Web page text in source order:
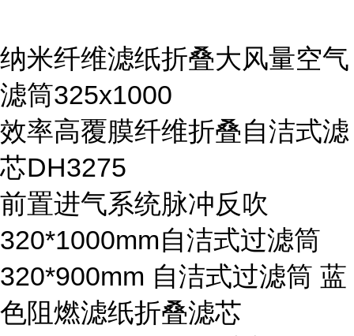
纳米纤维滤纸折叠大风量空气
滤筒325x1000
效率高覆膜纤维折叠自洁式滤
芯DH3275
前置进气系统脉冲反吹
320*1000mm自洁式过滤筒
320*900mm 自洁式过滤筒 蓝
色阻燃滤纸折叠滤芯